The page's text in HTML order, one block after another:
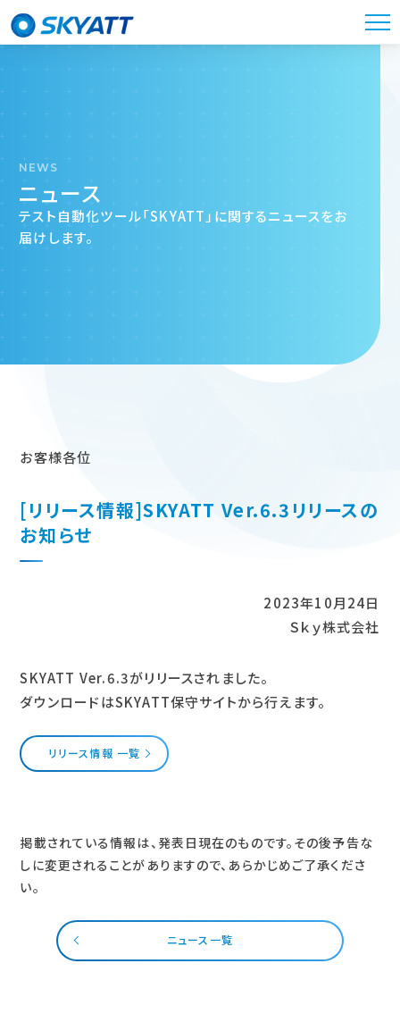
NEWS
ニュース
テスト自動化ツール「SKYATT」に関するニュースをお
届けします。
お客様各位
[リリース情報]SKYATT Ver.6.3リリースの
お知らせ
2023年10月24日
Ｓｋｙ株式会社
SKYATT Ver.6.3がリリースされました。
ダウンロードはSKYATT保守サイトから行えます。
リリース情報 一覧
掲載されている情報は、発表日現在のものです。その後予告な
しに変更されることがありますので、あらかじめご了承くださ
い。
ニュース一覧